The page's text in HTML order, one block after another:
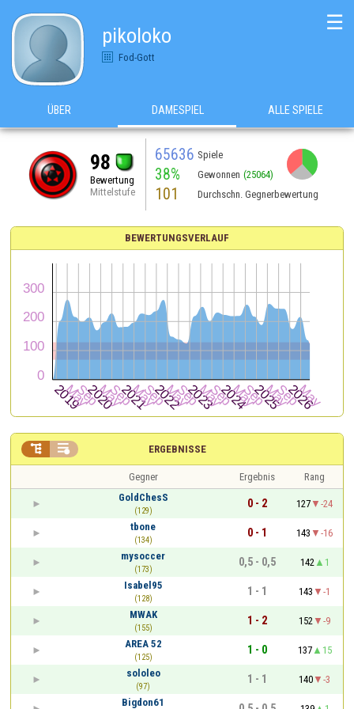
pikoloko
Fod-Gott
☰
ÜBER DAMESPIEL ALLE SPIELE
98
Bewertung
Mittelstufe
65636 Spiele
38% Gewonnen (25064)
101 Durchschn. Gegnerbewertung
BEWERTUNGSVERLAUF
ERGEBNISSE
 
Gegner Ergebnis
Rang
GoldChesS
(129)
0 - 2 127
-24
tbone
(134)
0 - 1 143
-16
mysoccer
(173)
0,5 - 0,5 142
1
Isabel95
(128)
1 - 1 143
-1
MWAK
(155)
1 - 2 152
-9
AREA 52
(125)
1 - 0 137
15
sololeo
(97)
1 - 1 140
-3
Bigdon61